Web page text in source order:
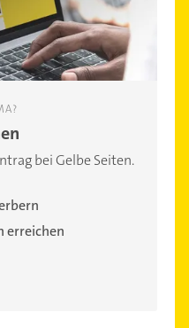
bei Gelbe Seiten.
erreichen